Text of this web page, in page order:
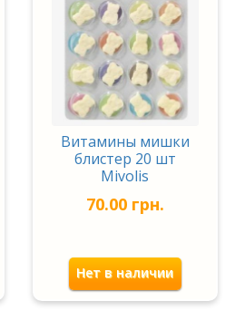
Витамины мишки
блистер 20 шт
Mivolis
70.00 грн.
Нет в наличии